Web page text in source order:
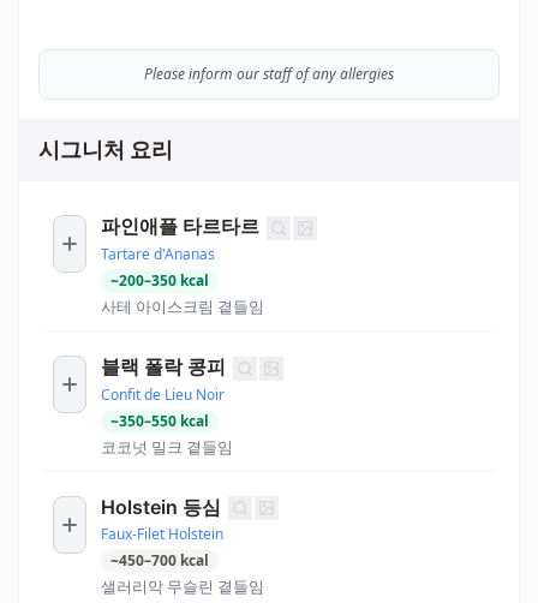
Please inform our staff of any allergies
시그니처 요리
파인애플 타르타르
Tartare d'Ananas
~200–350 kcal
사테 아이스크림 곁들임
블랙 폴락 콩피
Confit de Lieu Noir
~350–550 kcal
코코넛 밀크 곁들임
Holstein 등심
Faux-Filet Holstein
~450–700 kcal
샐러리악 무슬린 곁들임